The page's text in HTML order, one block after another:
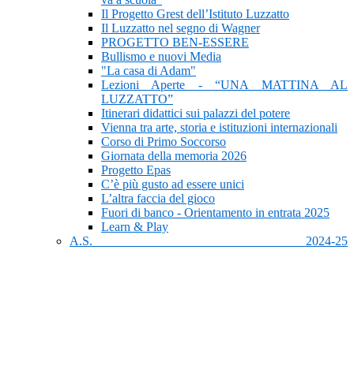
Il Progetto Grest dell’Istituto Luzzatto
Il Luzzatto nel segno di Wagner
PROGETTO BEN-ESSERE
Bullismo e nuovi Media
"La casa di Adam"
Lezioni Aperte - “UNA MATTINA AL
LUZZATTO”
Itinerari didattici sui palazzi del potere
Vienna tra arte, storia e istituzioni internazionali
Corso di Primo Soccorso
Giornata della memoria 2026
Progetto Epas
C’è più gusto ad essere unici
L’altra faccia del gioco
Fuori di banco - Orientamento in entrata 2025
Learn & Play
A.S. 2024-25